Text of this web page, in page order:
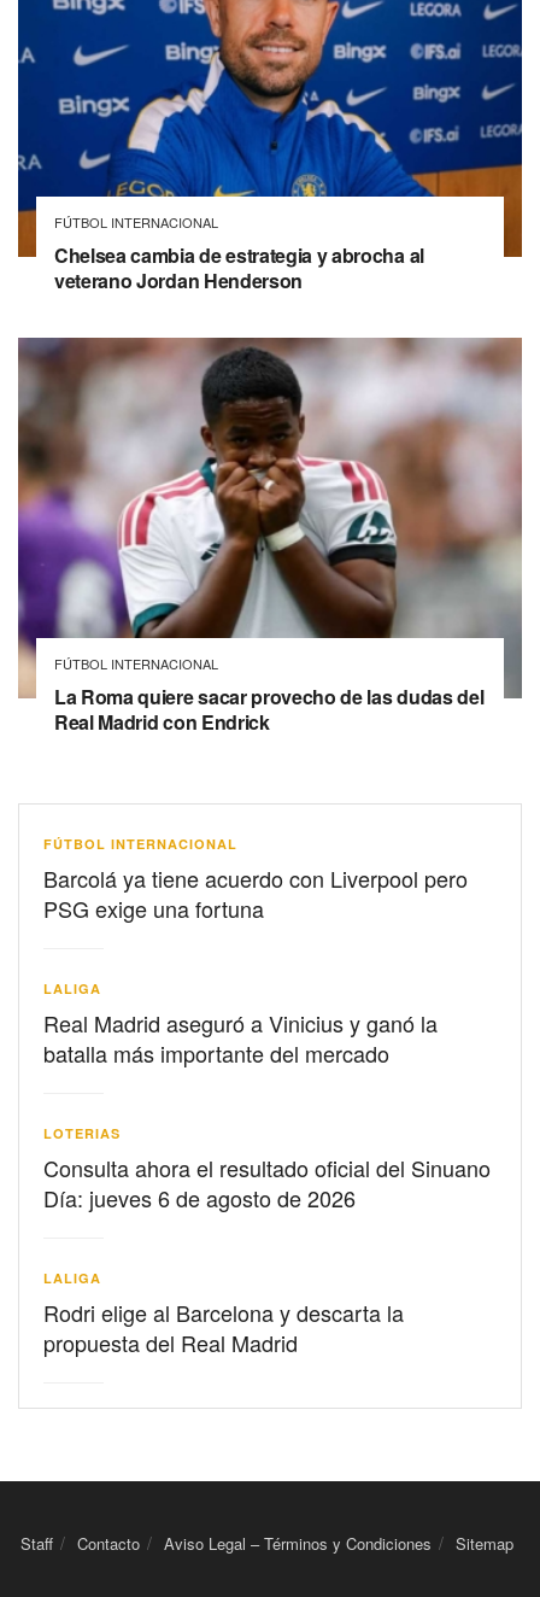
FÚTBOL INTERNACIONAL
Chelsea cambia de estrategia y abrocha al
veterano Jordan Henderson
FÚTBOL INTERNACIONAL
La Roma quiere sacar provecho de las dudas del
Real Madrid con Endrick
FÚTBOL INTERNACIONAL
Barcolá ya tiene acuerdo con Liverpool pero
PSG exige una fortuna
LALIGA
Real Madrid aseguró a Vinicius y ganó la
batalla más importante del mercado
LOTERIAS
Consulta ahora el resultado oficial del Sinuano
Día: jueves 6 de agosto de 2026
LALIGA
Rodri elige al Barcelona y descarta la
propuesta del Real Madrid
Staff Contacto Aviso Legal – Términos y Condiciones Sitemap